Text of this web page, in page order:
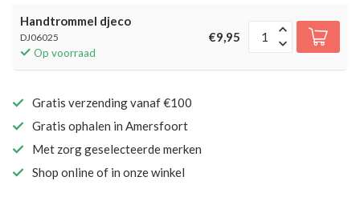
Handtrommel djeco
DJ06025
Op voorraad
€9,95
Gratis verzending vanaf €100
Gratis ophalen in Amersfoort
Met zorg geselecteerde merken
Shop online of in onze winkel